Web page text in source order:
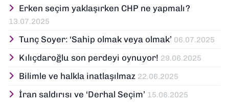
Erken seçim yaklaşırken CHP ne yapmalı?
13.07.2025
Tunç Soyer: ‘Sahip olmak veya olmak’ 06.07.2025
Kılıçdaroğlu son perdeyi oynuyor! 29.06.2025
Bilimle ve halkla inatlaşılmaz 22.06.2025
İran saldırısı ve ‘Derhal Seçim’ 15.06.2025